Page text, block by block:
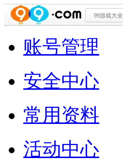
99游戏大全
账号管理
安全中心
常用资料
活动中心